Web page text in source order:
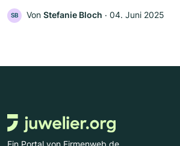
SB Von Stefanie Bloch ‧ 04. Juni 2025
Ein Portal von Firmenweb.de